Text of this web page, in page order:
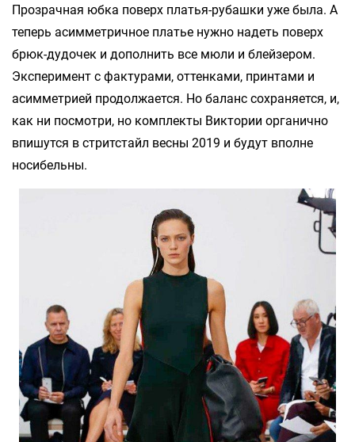
Прозрачная юбка поверх платья-рубашки уже была. А
теперь асимметричное платье нужно надеть поверх
брюк-дудочек и дополнить все мюли и блейзером.
Эксперимент с фактурами, оттенками, принтами и
асимметрией продолжается. Но баланс сохраняется, и,
как ни посмотри, но комплекты Виктории органично
впишутся в стритстайл весны 2019 и будут вполне
носибельны.